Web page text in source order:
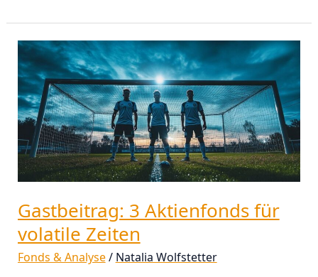
Gastbeitrag: 3 Aktienfonds für
volatile Zeiten
Fonds & Analyse/ Natalia Wolfstetter
Gastbeitrag:
3
Aktienfonds
für
volatile
Zeiten